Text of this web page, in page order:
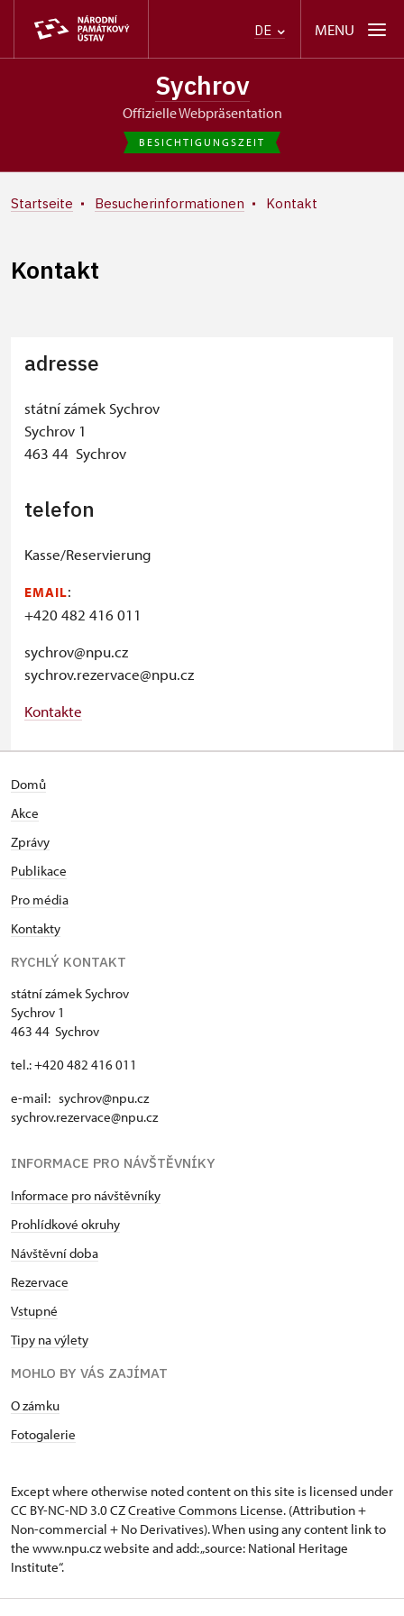
DE MENU
Sychrov
offizielle Webpräsentation
BESICHTIGUNGSZEIT
Startseite Besucherinformationen Kontakt
Kontakt
adresse
státní zámek Sychrov
Sychrov 1
463 44 Sychrov
telefon
Kasse/Reservierung
EMAIL:
+420 482 416 011
sychrov@npu.cz
sychrov.rezervace@npu.cz
Kontakte
Domů
Akce
Zprávy
Publikace
Pro média
Kontakty
RYCHLÝ KONTAKT
státní zámek Sychrov
Sychrov 1
463 44 Sychrov
tel.: +420 482 416 011
e-mail: sychrov@npu.cz
sychrov.rezervace@npu.cz
INFORMACE PRO NÁVŠTĚVNÍKY
Informace pro návštěvníky
Prohlídkové okruhy
Návštěvní doba
Rezervace
Vstupné
Tipy na výlety
MOHLO BY VÁS ZAJÍMAT
O zámku
Fotogalerie
Except where otherwise noted content on this site is licensed under
CC BY-NC-ND 3.0 CZCreative Commons License. (Attribution +
Non-commercial + No Derivatives). When using any content link to
the www.npu.cz website and add: „source: National Heritage
Institute“.